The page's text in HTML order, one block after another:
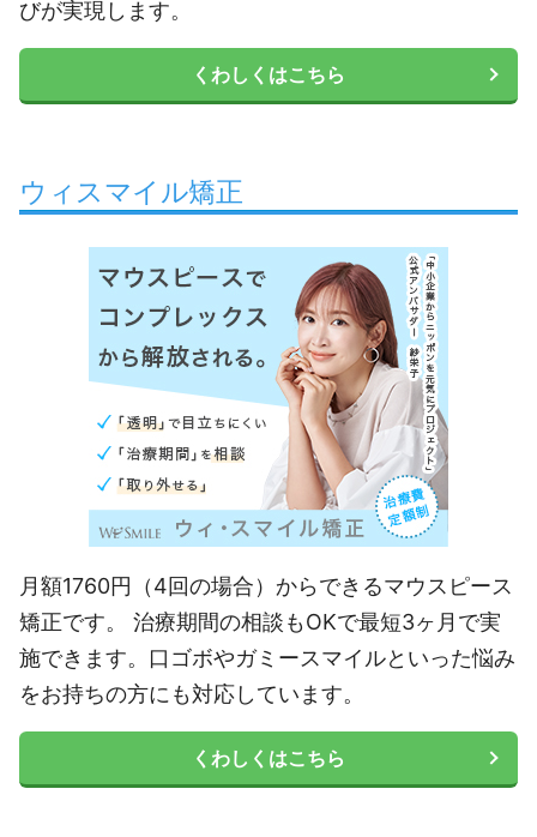
びが実現します。
くわしくはこちら
ウィスマイル矯正
月額1760円（4回の場合）からできるマウスピース
矯正です。 治療期間の相談もOKで最短3ヶ月で実
施できます。口ゴボやガミースマイルといった悩み
をお持ちの方にも対応しています。
くわしくはこちら